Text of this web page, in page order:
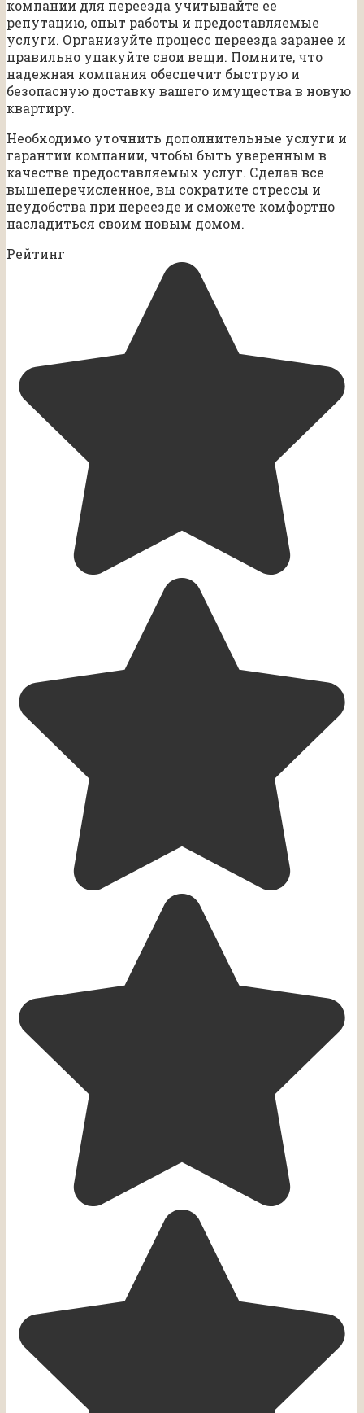
компании для переезда учитывайте ее
репутацию, опыт работы и предоставляемые
услуги. Организуйте процесс переезда заранее и
правильно упакуйте свои вещи. Помните, что
надежная компания обеспечит быструю и
безопасную доставку вашего имущества в новую
квартиру.
Необходимо уточнить дополнительные услуги и
гарантии компании, чтобы быть уверенным в
качестве предоставляемых услуг. Сделав все
вышеперечисленное, вы сократите стрессы и
неудобства при переезде и сможете комфортно
насладиться своим новым домом.
Рейтинг